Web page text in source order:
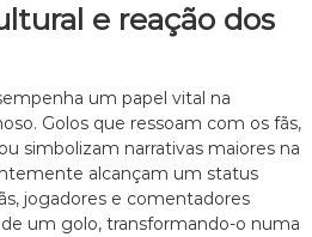
e reação dos
um papel vital na
Golos que ressoam com os fãs,
simbolizam narrativas maiores na
alcançam um status
jogadores e comentadores
um golo, transformando-o numa